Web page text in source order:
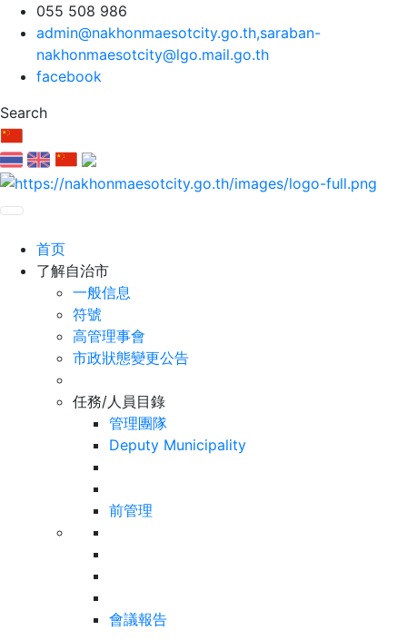
055 508 986
admin@nakhonmaesotcity.go.th,saraban-
nakhonmaesotcity@lgo.mail.go.th
facebook
Search
首页
了解自治市
一般信息
符號
高管理事會
市政狀態變更公告
任務/人員目錄
管理團隊
Deputy Municipality
前管理
會議報告